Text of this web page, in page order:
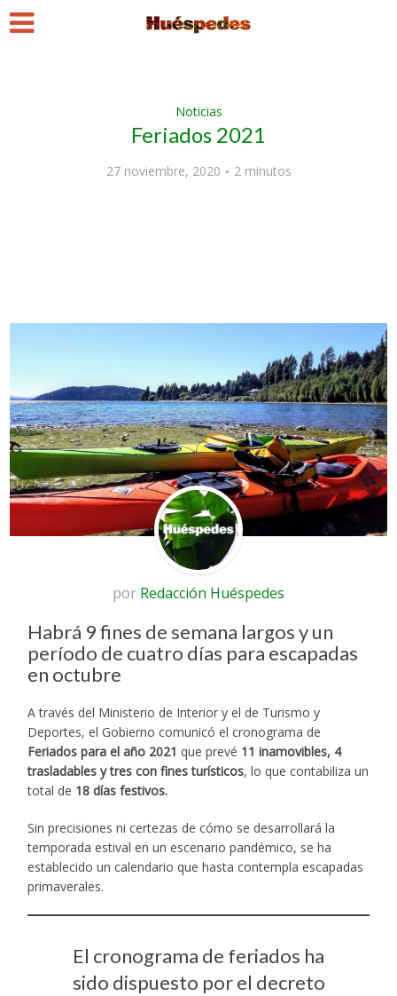
Noticias
Feriados 2021
27 noviembre, 2020 2 minutos
por Redacción Huéspedes
Habrá 9 fines de semana largos y un
período de cuatro días para escapadas
en octubre
A través del Ministerio de Interior y el de Turismo y
Deportes, el Gobierno comunicó el cronograma de
Feriados para el año 2021que prevé 11 inamovibles, 4
trasladables y tres con fines turísticos, lo que contabiliza un
total de 18 días festivos.
Sin precisiones ni certezas de cómo se desarrollará la
temporada estival en un escenario pandémico, se ha
establecido un calendario que hasta contempla escapadas
primaverales.
El cronograma de feriados ha
sido dispuesto por el decreto